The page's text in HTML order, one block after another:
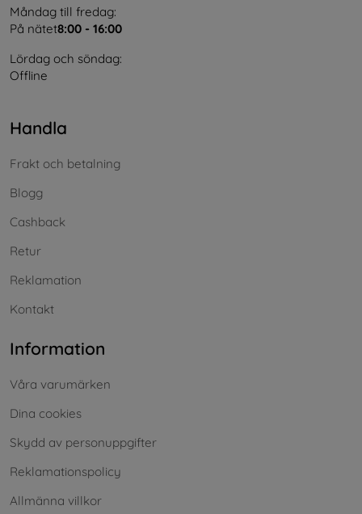
Måndag till fredag:
På nätet8:00 - 16:00
Lördag och söndag:
Offline
Handla
Frakt och betalning
Blogg
Cashback
Retur
Reklamation
Kontakt
Information
Våra varumärken
Dina cookies
Skydd av personuppgifter
Reklamationspolicy
Allmänna villkor